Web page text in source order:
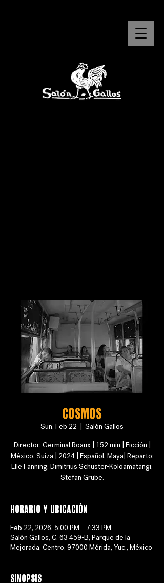
COSMOS
Sun, Feb 22
Salón Gallos
Director: Germinal Roaux | 152 min | Ficción |
México, Suiza | 2024 | Español, Maya| Reparto:
Elle Fanning, Dimitrius Schuster-Koloamatangi,
Stefan Grube.
Horario y ubicación
Feb 22, 2026, 5:00 PM – 7:33 PM
Salón Gallos, C. 63 459-B, Parque de la
Mejorada, Centro, 97000 Mérida, Yuc., México
Sinopsis